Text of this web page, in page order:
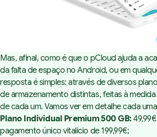
Mas, afinal, como é que o pCloudajuda a
da falta de espaço no Android, ou em
resposta é simples: através de diversos
de armazenamento distintas, feitas à
de cada um. Vamos ver em detalhe cada
Plano Individual Premium 500 GB:
pagamento único vitalício de 199,99€;